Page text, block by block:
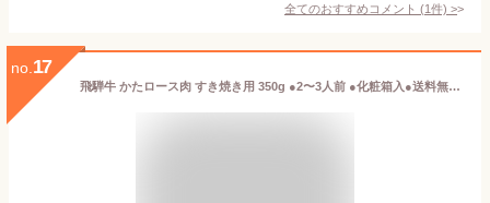
全てのおすすめコメント (1件) >
no. 17
飛騨牛 かたロース肉 すき焼き用 350g ●2〜3人前 ●化粧箱入●送料無料●A4A5等級すき焼き お肉 肉 ギフト 内祝 すきやき 内祝い 誕生日 プレゼント 肉 牛肉 牛肉 風呂敷 食べ物 お取り寄せグルメ 御歳暮 お歳暮 ギフト